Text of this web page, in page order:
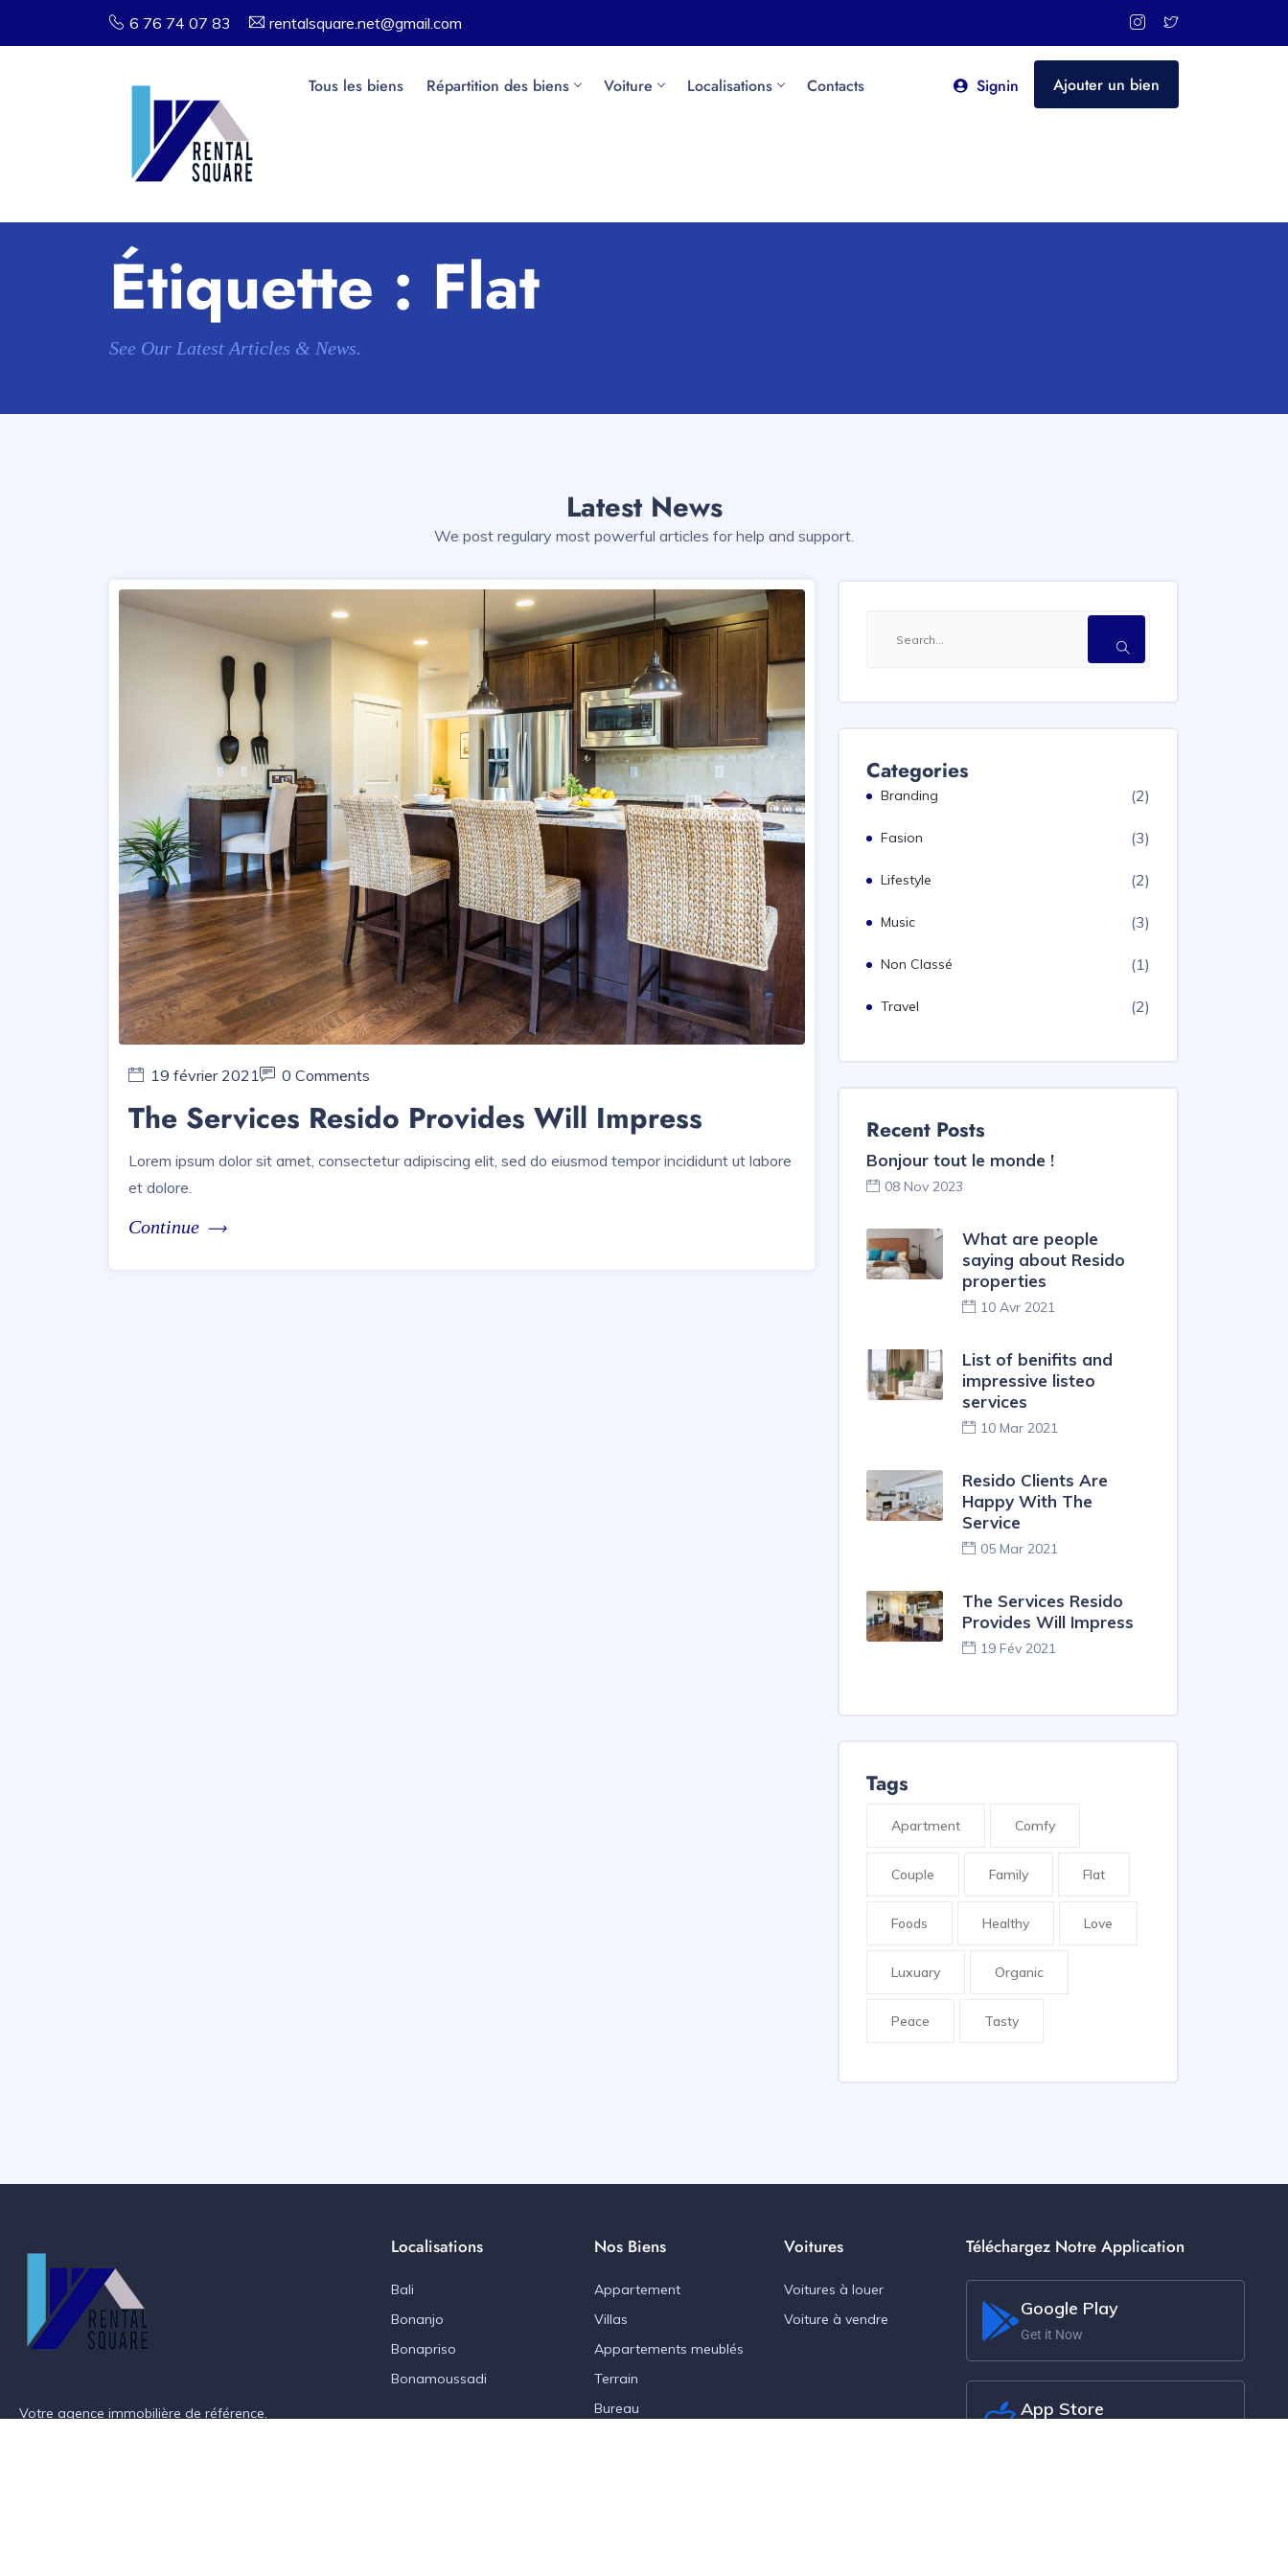
6 76 74 07 83 rentalsquare.net@gmail.com
Tous les biens Répartition des biens Voiture Localisations Contacts Signin Ajouter un bien
Étiquette : Flat
See Our Latest Articles & News.
Latest News
We post regulary most powerful articles for help and support.
19 février 2021 0 Comments
The Services Resido Provides Will Impress
Lorem ipsum dolor sit amet, consectetur adipiscing elit, sed do eiusmod tempor incididunt ut labore
et dolore.
Continue
Categories
Branding (2)
Fasion (3)
Lifestyle (2)
Music (3)
Non Classé (1)
Travel (2)
Recent Posts
Bonjour tout le monde !
08 Nov 2023
What are people
saying about Resido
properties
10 Avr 2021
List of benifits and
impressive listeo
services
10 Mar 2021
Resido Clients Are
Happy With The
Service
05 Mar 2021
The Services Resido
Provides Will Impress
19 Fév 2021
Tags
Apartment Comfy
Couple Family Flat
Foods Healthy Love
Luxuary Organic
Peace Tasty
Votre agence immobilière de référence.
Localisations
Bali
Bonanjo
Bonapriso
Bonamoussadi
Nos Biens
Appartement
Villas
Appartements meublés
Terrain
Bureau
Voitures
Voitures à louer
Voiture à vendre
Téléchargez Notre Application
Google Play
Get it Now
App Store